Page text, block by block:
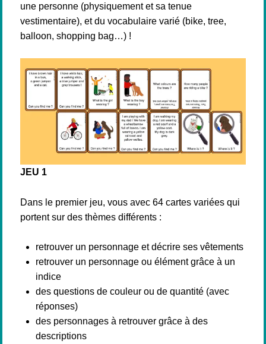
une personne (physiquement et sa tenue
vestimentaire), et du vocabulaire varié (bike, tree,
balloon, shopping bag…) !
JEU 1
Dans le premier jeu, vous avec 64 cartes variées qui
portent sur des thèmes différents :
retrouver un personnage et décrire ses vêtements
retrouver un personnage ou élément grâce à un
indice
des questions de couleur ou de quantité (avec
réponses)
des personnages à retrouver grâce à des
descriptions